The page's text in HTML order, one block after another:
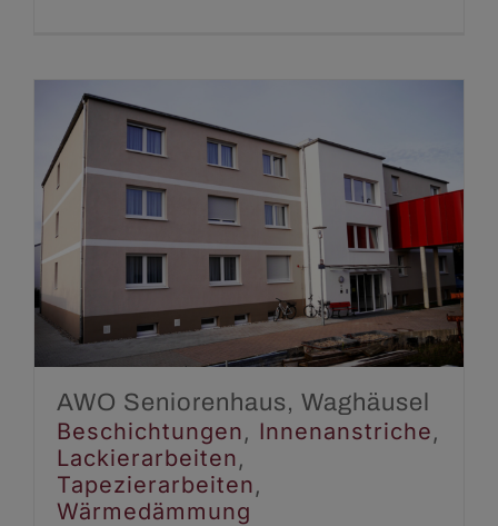
AWO Seniorenhaus,
Waghäusel
Beschichtungen Innenanstriche
Lackierarbeiten
Tapezierarbeiten
Wärmedämmung
AWO Seniorenhaus, Waghäusel
Beschichtungen, Innenanstriche,
Lackierarbeiten,
Tapezierarbeiten,
Wärmedämmung